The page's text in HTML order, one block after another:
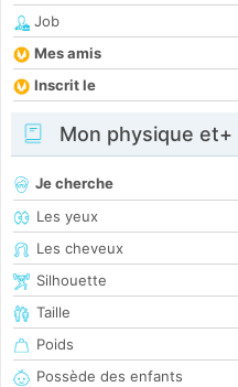
Job
Mes amis
Inscrit le
Mon physique et+
Je cherche
Les yeux
Les cheveux
Silhouette
Taille
Poids
Possède des enfants